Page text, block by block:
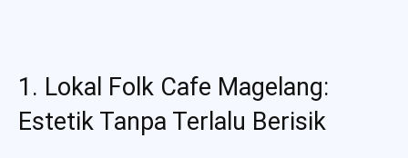
1. Lokal Folk Cafe Magelang:
Estetik Tanpa Terlalu Berisik